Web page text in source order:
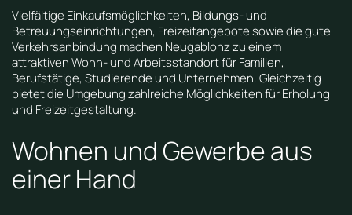
Vielfältige Einkaufsmöglichkeiten, Bildungs- und
Betreuungseinrichtungen, Freizeitangebote sowie die gute
Verkehrsanbindung machen Neugablonz zu einem
attraktiven Wohn- und Arbeitsstandort für Familien,
Berufstätige, Studierende und Unternehmen. Gleichzeitig
bietet die Umgebung zahlreiche Möglichkeiten für Erholung
und Freizeitgestaltung.
Wohnen und Gewerbe aus
einer Hand